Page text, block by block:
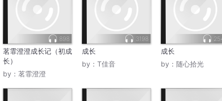
898
茗霏澄澄成长记（初成
长）
by： 茗霏澄澄
3198
成长
by： T佳音
成长
by： 随心拾光